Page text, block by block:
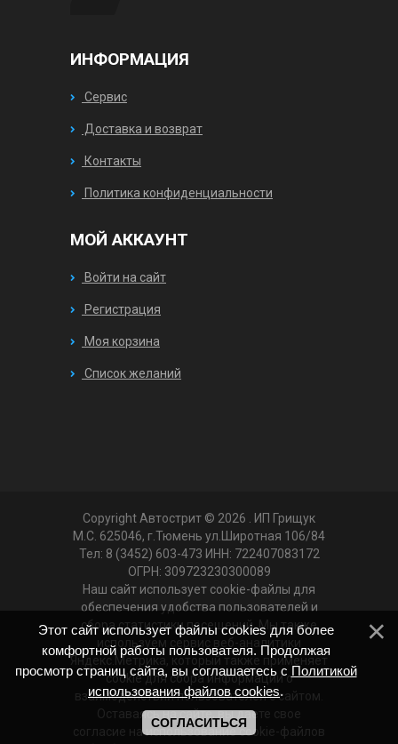
ИНФОРМАЦИЯ
Сервис
Доставка и возврат
Контакты
Политика конфиденциальности
МОЙ АККАУНТ
Войти на сайт
Регистрация
Моя корзина
Список желаний
Copyright Автострит © 2026
. ИП Грищук
М.С. 625046, г.Тюмень ул.Широтная 106/84
Тел: 8 (3452) 603-473 ИНН: 722407083172
ОГРН: 309723230300089
Наш сайт использует cookie-файлы для
обеспечения удобства пользователей и
сбора статистики посещений. Мы также
используем сервис веб-аналитики
Яндекс.Метрика, который также применяет
cookie для сбора информации о
взаимодействии пользователей с сайтом.
Оставаясь на сайте, вы даете свое
согласие на использование cookie-файлов
Этот сайт использует файлы cookies для более
комфортной работы пользователя. Продолжая
просмотр страниц сайта, вы соглашаетесь с Политикой
использования файлов cookies.
СОГЛАСИТЬСЯ